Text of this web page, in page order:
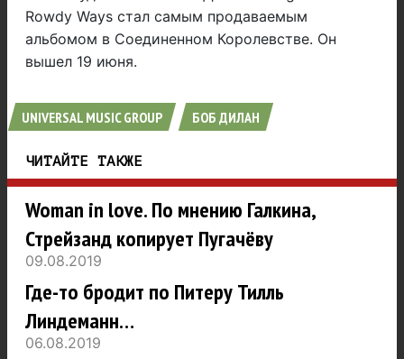
Rowdy Ways стал самым продаваемым
альбомом в Соединенном Королевстве. Он
вышел 19 июня.
UNIVERSAL MUSIC GROUP БОБ ДИЛАН
ЧИТАЙТЕ ТАКЖЕ
Woman in love. По мнению Галкина,
Стрейзанд копирует Пугачёву
09.08.2019
Где-то бродит по Питеру Тилль
Линдеманн…
06.08.2019